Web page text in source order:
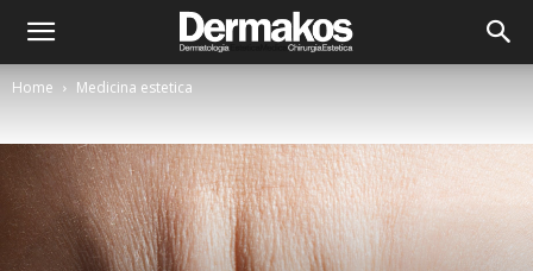
Home Medicina estetica